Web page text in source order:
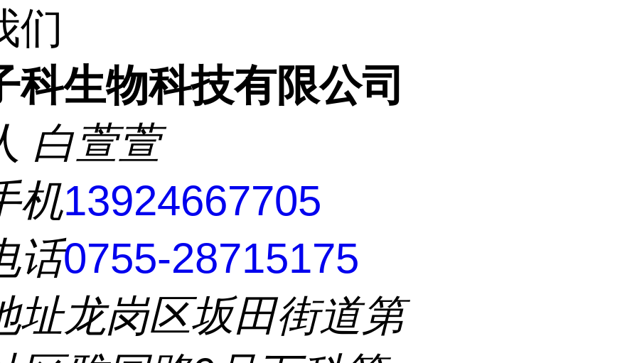
们
科生物科技有限公司
白萱萱
机13924667705
话0755-28715175
址龙岗区坂田街道第